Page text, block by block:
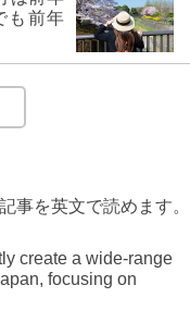
も前年
事を英文で読めます。
create a wide-range
focusing on